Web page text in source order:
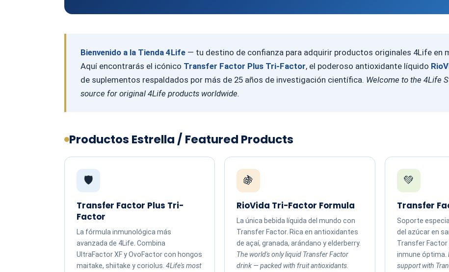
Bienvenido a la Tienda 4Life— tu destino de confianza para adquirir productos originales 4Life en
Aquí encontrarás el icónico Transfer Factor Plus Tri-Factor, el poderoso antioxidante líquido
de suplementos respaldados por más de 25 años de investigación científica. Welcome to the 4Life
source for original 4Life products worldwide.
Productos Estrella / Featured Products
🛡️
Transfer Factor Plus Tri-
Factor
La fórmula inmunológica más
avanzada de 4Life. Combina
UltraFactor XF y OvoFactor con hongos
maitake, shiitake y coriolus. 4Life's most
🍇
RioVida Tri-Factor Formula
La única bebida líquida del mundo con
Transfer Factor. Rica en antioxidantes
de açaí, granada, arándano y elderberry.
The world's only liquid Transfer Factor
drink — packed with fruit antioxidants.
💚
Transfer
Soporte
del azúcar en
Transfer Factor
inmune óptima.
support with